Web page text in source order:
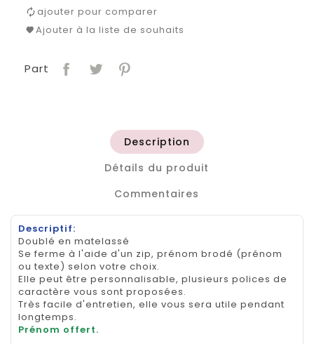
ajouter pour comparer
Ajouter à la liste de souhaits
Part
Description
Détails du produit
Commentaires
Descriptif:
Doublé en matelassé
Se ferme à l'aide d'un zip, prénom brodé (prénom
ou texte) selon votre choix.
Elle peut être personnalisable, plusieurs polices de
caractère vous sont proposées.
Très facile d'entretien, elle vous sera utile pendant
longtemps.
Prénom offert.